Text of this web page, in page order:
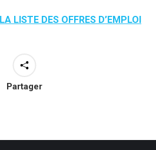
LISTE DES OFFRES D’EMPLOI
Partager